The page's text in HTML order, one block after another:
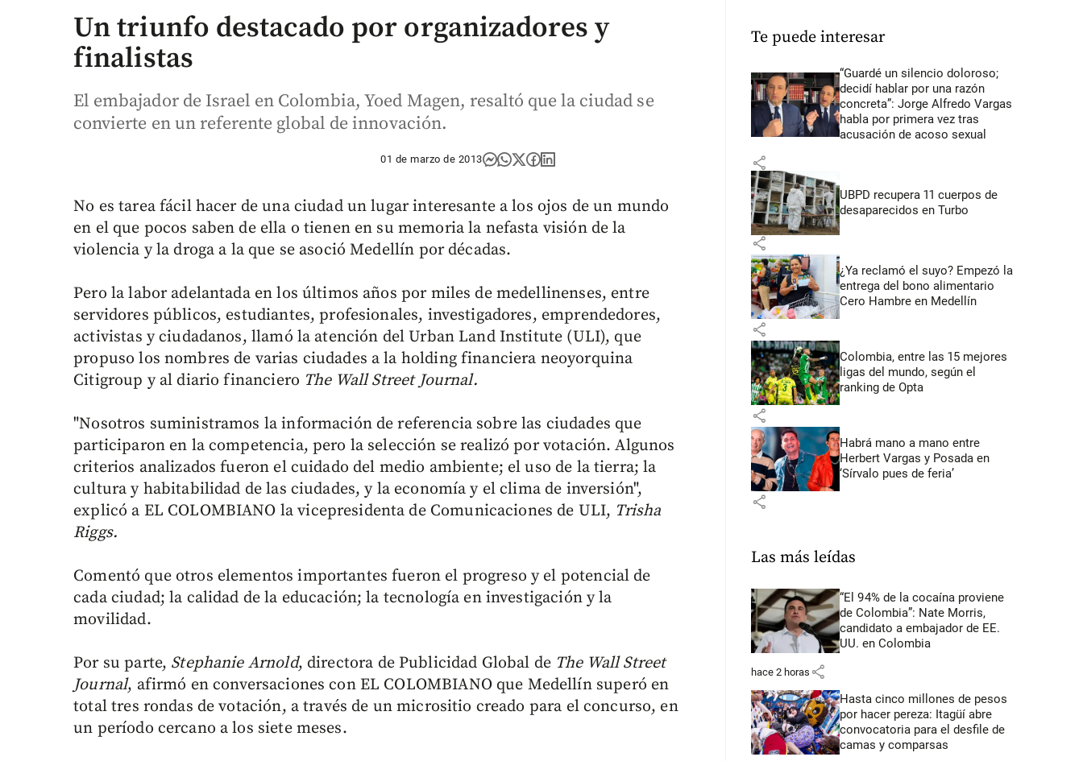
Un triunfo destacado por organizadores y
finalistas
El embajador de Israel en Colombia, Yoed Magen, resaltó que la ciudad se
convierte en un referente global de innovación.
01 de marzo de 2013
No es tarea fácil hacer de una ciudad un lugar interesante a los ojos de un mundo
en el que pocos saben de ella o tienen en su memoria la nefasta visión de la
violencia y la droga a la que se asoció Medellín por décadas.
Pero la labor adelantada en los últimos años por miles de medellinenses, entre
servidores públicos, estudiantes, profesionales, investigadores, emprendedores,
activistas y ciudadanos, llamó la atención del Urban Land Institute (ULI), que
propuso los nombres de varias ciudades a la holding financiera neoyorquina
Citigroup y al diario financiero The Wall Street Journal.
"Nosotros suministramos la información de referencia sobre las ciudades que
participaron en la competencia, pero la selección se realizó por votación. Algunos
criterios analizados fueron el cuidado del medio ambiente; el uso de la tierra; la
cultura y habitabilidad de las ciudades, y la economía y el clima de inversión",
explicó a EL COLOMBIANO la vicepresidenta de Comunicaciones de ULI, Trisha
Riggs.
Comentó que otros elementos importantes fueron el progreso y el potencial de
cada ciudad; la calidad de la educación; la tecnología en investigación y la
movilidad.
Por su parte, Stephanie Arnold, directora de Publicidad Global de The Wall Street
Journal, afirmó en conversaciones con EL COLOMBIANO que Medellín superó en
total tres rondas de votación, a través de un micrositio creado para el concurso, en
un período cercano a los siete meses.
Te puede interesar
“Guardé un silencio doloroso;
decidí hablar por una razón
concreta”: Jorge Alfredo Vargas
habla por primera vez tras
acusación de acoso sexual
share
UBPD recupera 11 cuerpos de
desaparecidos en Turbo
share
¿Ya reclamó el suyo? Empezó la
entrega del bono alimentario
Cero Hambre en Medellín
share
Colombia, entre las 15 mejores
ligas del mundo, según el
ranking de Opta
share
Habrá mano a mano entre
Herbert Vargas y Posada en
‘Sírvalo pues de feria’
share
Las más leídas
“El 94% de la cocaína proviene
de Colombia”: Nate Morris,
candidato a embajador de EE.
UU. en Colombia
hace 2 horas share
Hasta cinco millones de pesos
por hacer pereza: Itagüí abre
convocatoria para el desfile de
camas y comparsas